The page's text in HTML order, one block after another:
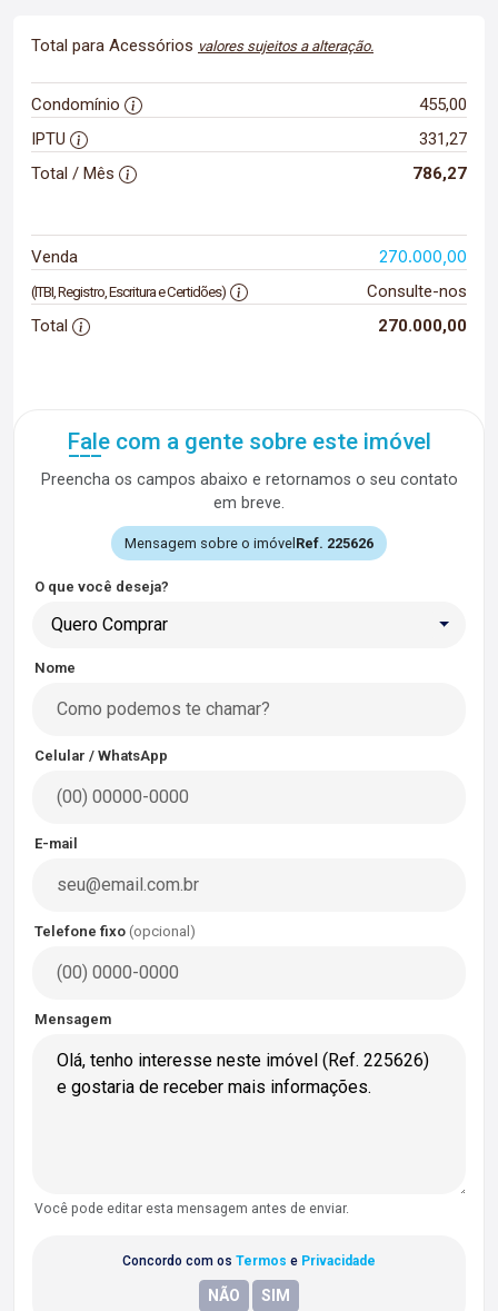
Total para Acessórios valores sujeitos a alteração.
Condomínio
455,00
IPTU
331,27
Total / Mês
786,27
Venda 270.000,00
(ITBI, Registro, Escritura e Certidões)
Consulte-nos
Total
270.000,00
Fale com a gente sobre este imóvel
Preencha os campos abaixo e retornamos o seu contato
em breve.
Mensagem sobre o imóvel Ref. 225626
O que você deseja?
Quero Comprar
Nome
Celular / WhatsApp
E-mail
Telefone fixo (opcional)
Mensagem
Você pode editar esta mensagem antes de enviar.
Concordo com os Termos e Privacidade